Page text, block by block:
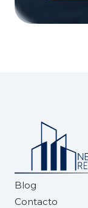
Blog
Contacto